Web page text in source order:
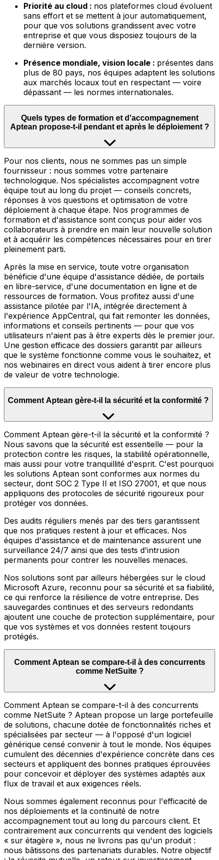
Priorité au cloud : nos plateformes cloud évoluent
sans effort et se mettent à jour automatiquement,
pour que vos solutions grandissent avec votre
entreprise et que vous disposiez toujours de la
dernière version.
Présence mondiale, vision locale : présentes dans
plus de 80 pays, nos équipes adaptent les solutions
aux marchés locaux tout en respectant — voire
dépassant — les normes internationales.
Quels types de formation et d'accompagnement
Aptean propose-t-il pendant et après le déploiement ?
Pour nos clients, nous ne sommes pas un simple
fournisseur : nous sommes votre partenaire
technologique. Nos spécialistes accompagnent votre
équipe tout au long du projet — conseils concrets,
réponses à vos questions et optimisation de votre
déploiement à chaque étape. Nos programmes de
formation et d'assistance sont conçus pour aider vos
collaborateurs à prendre en main leur nouvelle solution
et à acquérir les compétences nécessaires pour en tirer
pleinement parti.
Après la mise en service, toute votre organisation
bénéficie d'une équipe d'assistance dédiée, de portails
en libre-service, d'une documentation en ligne et de
ressources de formation. Vous profitez aussi d'une
assistance pilotée par l'IA, intégrée directement à
l'expérience AppCentral, qui fait remonter les données,
informations et conseils pertinents — pour que vos
utilisateurs n'aient pas à être experts dès le premier jour.
Une gestion efficace des dossiers garantit par ailleurs
que le système fonctionne comme vous le souhaitez, et
nos webinaires en direct vous aident à tirer encore plus
de valeur de votre technologie.
Comment Aptean gère-t-il la sécurité et la conformité ?
Comment Aptean gère-t-il la sécurité et la conformité ?
Nous savons que la sécurité est essentielle — pour la
protection contre les risques, la stabilité opérationnelle,
mais aussi pour votre tranquillité d'esprit. C'est pourquoi
les solutions Aptean sont conformes aux normes du
secteur, dont SOC 2 Type II et ISO 27001, et que nous
appliquons des protocoles de sécurité rigoureux pour
protéger vos données.
Des audits réguliers menés par des tiers garantissent
que nos pratiques restent à jour et efficaces. Nos
équipes d'assistance et de maintenance assurent une
surveillance 24/7 ainsi que des tests d'intrusion
permanents pour contrer les nouvelles menaces.
Nos solutions sont par ailleurs hébergées sur le cloud
Microsoft Azure, reconnu pour sa sécurité et sa fiabilité,
ce qui renforce la résilience de votre entreprise. Des
sauvegardes continues et des serveurs redondants
ajoutent une couche de protection supplémentaire, pour
que vos systèmes et vos données restent toujours
protégés.
Comment Aptean se compare-t-il à des concurrents
comme NetSuite ?
Comment Aptean se compare-t-il à des concurrents
comme NetSuite ? Aptean propose un large portefeuille
de solutions, chacune dotée de fonctionnalités riches et
spécialisées par secteur — à l'opposé d'un logiciel
générique censé convenir à tout le monde. Nos équipes
cumulent des décennies d'expérience concrète dans ces
secteurs et appliquent des bonnes pratiques éprouvées
pour concevoir et déployer des systèmes adaptés aux
flux de travail et aux exigences réels.
Nous sommes également reconnus pour l'efficacité de
nos déploiements et la continuité de notre
accompagnement tout au long du parcours client. Et
contrairement aux concurrents qui vendent des logiciels
« sur étagère », nous ne livrons pas qu'un produit :
nous bâtissons des partenariats durables. Notre objectif